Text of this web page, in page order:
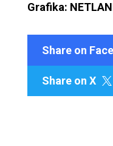
Grafika:
Share on
Share on X 